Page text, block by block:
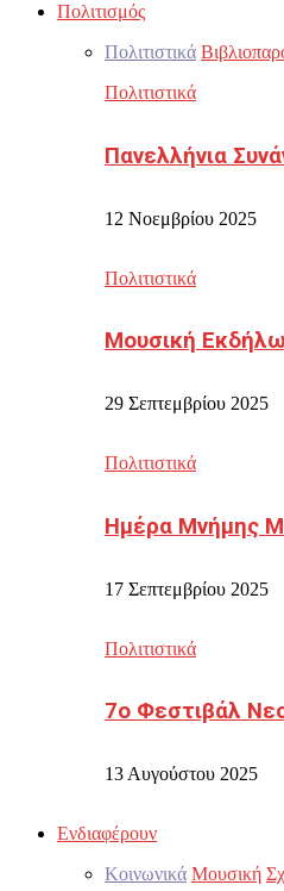
Πολιτισμός
Πολιτιστικά
Πολιτιστικά
Πανελλήνια
12 Νοεμβρίου 2025
Πολιτιστικά
Μουσική
29 Σεπτεμβρίου 2025
Πολιτιστικά
Ημέρα Μνήμης
17 Σεπτεμβρίου 2025
Πολιτιστικά
7ο Φεστιβάλ
13 Αυγούστου 2025
Ενδιαφέρουν
Κοινωνικά Μουσική